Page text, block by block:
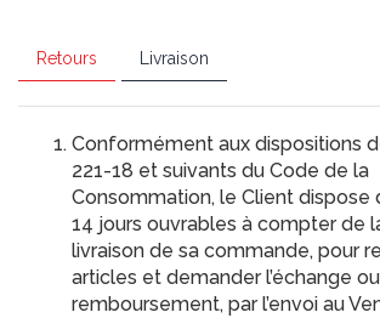
Retours Livraison
Conformément aux dispositions
221-18 et suivants du Code de la
Consommation, le Client dispose
14 jours ouvrables à compter de
livraison de sa commande, pour
articles et demander l’échange
remboursement, par l’envoi au